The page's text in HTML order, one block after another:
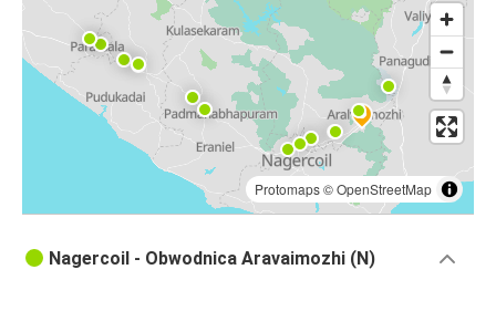
Protomaps©OpenStreetMap
Nagercoil - Obwodnica Aravaimozhi (N)